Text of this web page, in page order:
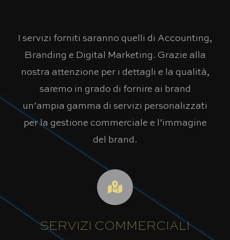
I servizi forniti saranno quelli di Accounting,
Branding e Digital Marketing. Grazie alla
nostra attenzione per i dettagli e la qualità,
saremo in grado di fornire ai brand
un’ampia gamma di servizi personalizzati
per la gestione commerciale e l’immagine
del brand.
SERVIZI COMMERCIALI